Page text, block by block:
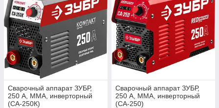
Сварочный аппарат ЗУБР,
250 А, MMA, инверторный
(СА-250К)
Сварочный аппарат ЗУБР,
250 А, MMA, инверторный
(СА-250)